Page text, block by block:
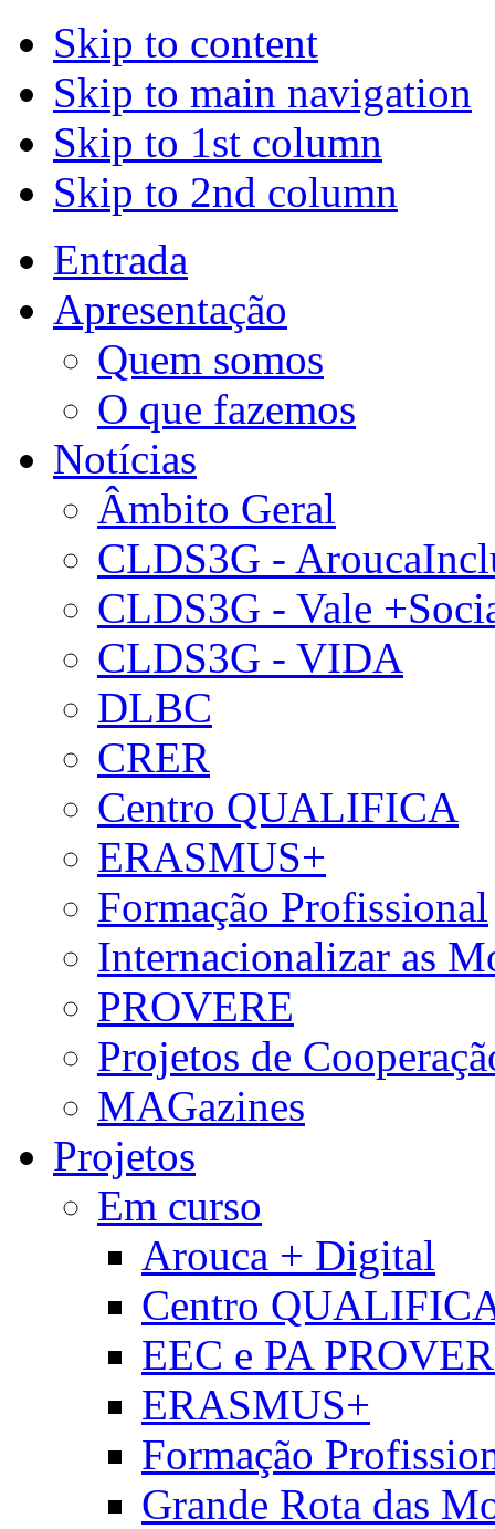
Skip to content
Skip to main navigation
Skip to 1st column
Skip to 2nd column
Entrada
Apresentação
Quem somos
O que fazemos
Notícias
Âmbito Geral
CLDS3G -
CLDS3G - Vale
CLDS3G - VIDA
DLBC
CRER
Centro QUALIFICA
ERASMUS+
Formação Profissional
Internacionalizar as
PROVERE
Projetos de
MAGazines
Projetos
Em curso
Arouca + Digital
Centro
EEC e PA
ERASMUS+
Formação
Grande Rota das